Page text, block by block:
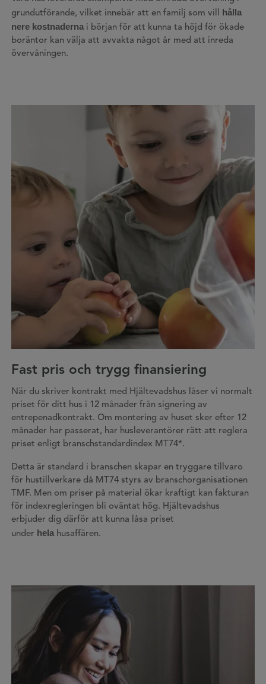
grundutförande, vilket innebär att en familj som vill hålla
nere kostnadernai början för att kunna ta höjd för ökade
boräntor kan välja att avvakta något år med att inreda
övervåningen.
Fast pris och trygg finansiering
När du skriver kontrakt med Hjältevadshus låser vi normalt
priset för ditt hus i 12 månader från signering av
entrepenadkontrakt. Om montering av huset sker efter 12
månader har passerat, har husleverantörer rätt att reglera
priset enligt branschstandardindex MT74*.
Detta är standard i branschen skapar en tryggare tillvaro
för hustillverkare då MT74 styrs av branschorganisationen
TMF. Men om priser på material ökar kraftigt kan fakturan
för indexregleringen bli oväntat hög. Hjältevadshus
erbjuder dig därför att kunna låsa priset
under helahusaffären.